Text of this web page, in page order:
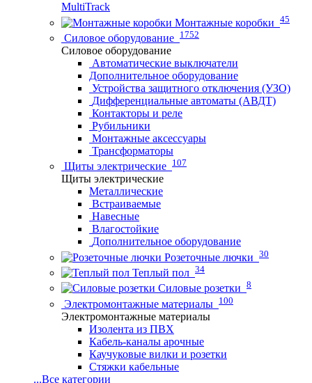
MultiTrack
Монтажные коробки 45
Силовое оборудование 1752
Силовое оборудование
Автоматические выключатели
Дополнительное оборудование
Устройства защитного отключения (УЗО)
Дифференциальные автоматы (АВДТ)
Контакторы и реле
Рубильники
Монтажные аксессуары
Трансформаторы
Щиты электрические 107
Щиты электрические
Металлические
Встраиваемые
Навесные
Влагостойкие
Дополнительное оборудование
Розеточные лючки 30
Теплый пол 34
Силовые розетки 8
Электромонтажные материалы 100
Электромонтажные материалы
Изолента из ПВХ
Кабель-каналы арочные
Каучуковые вилки и розетки
Стяжки кабельные
...Все категории